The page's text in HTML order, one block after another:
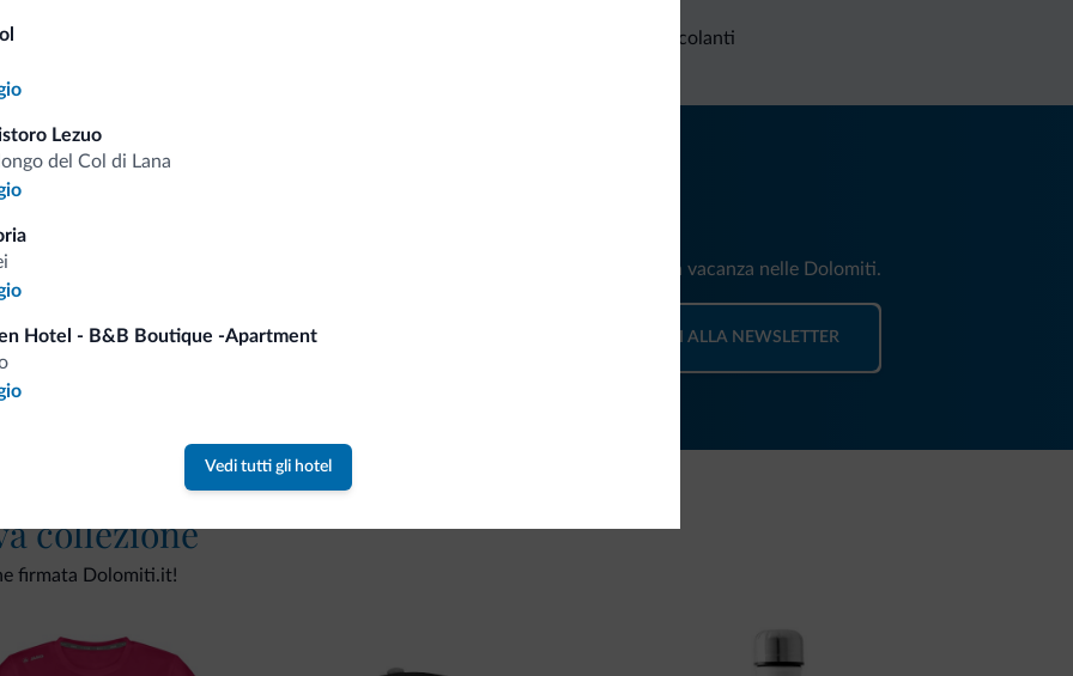
Lezuo
del Col di Lana
Hotel - B&B Boutique -Apartment
Vedi tutti gli hotel
Richieste non vincolanti
Riceverai informazioni, offerte esclusive e news per la tua vacanza nelle Dolomiti.
ISCRIVITI ALLA NEWSLETTER
collezione
firmata Dolomiti.it!